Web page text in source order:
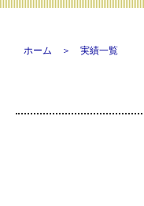
ホーム ＞ 実績一覧